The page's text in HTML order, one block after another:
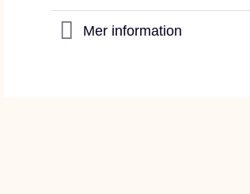
Mer information